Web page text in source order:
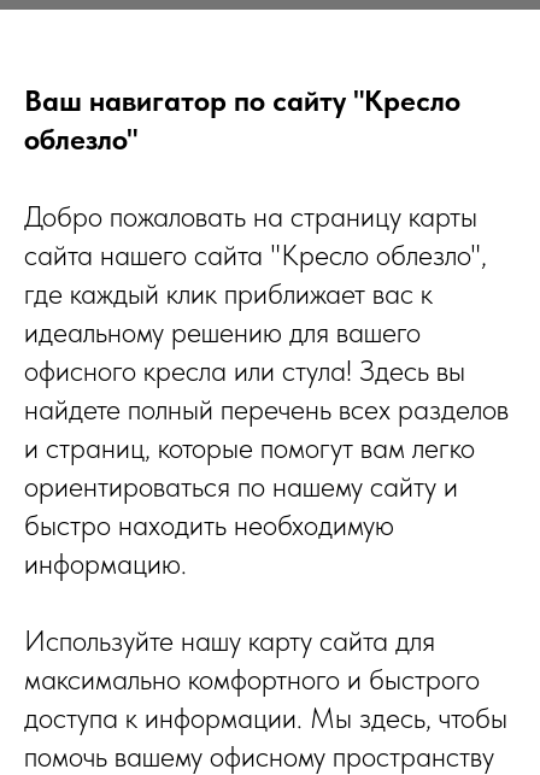
Ваш навигатор по сайту "Кресло
облезло"
Добро пожаловать на страницу карты
сайта нашего сайта "Кресло облезло",
где каждый клик приближает вас к
идеальному решению для вашего
офисного кресла или стула! Здесь вы
найдете полный перечень всех разделов
и страниц, которые помогут вам легко
ориентироваться по нашему сайту и
быстро находить необходимую
информацию.
Используйте нашу карту сайта для
максимально комфортного и быстрого
доступа к информации. Мы здесь, чтобы
помочь вашему офисному пространству